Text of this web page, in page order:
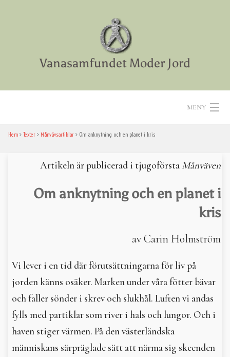
Vanasamfundet Moder Jord
MENY
Hem
Aktiviteter
Hem Texter Månvävsartiklar Om anknytning och en planet i kris
Artikeln är publicerad i tjugoförsta Månväven
Om anknytning och en planet i
kris
av Carin Holmström
Vi lever i en tid där förutsättningarna för liv på
jorden känns osäker. Marken under våra fötter bävar
och faller sönder i skrev och slukhål. Luften vi andas
fylls med partiklar som river i hals och lungor. Och i
haven stiger värmen. På den västerländska
människans särpräglade sätt att närma sig skeenden